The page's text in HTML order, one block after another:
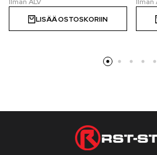
LISÄÄ OSTOSKORIIN